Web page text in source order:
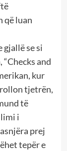
që luan
gjallë se si
and
kur
tjetrën,
të
i
prej
tepër e